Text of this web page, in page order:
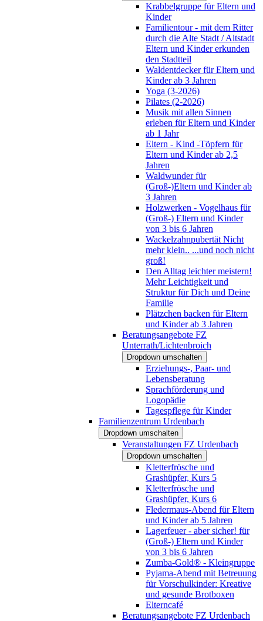
Krabbelgruppe für Eltern und
Kinder
Familientour - mit dem Ritter
durch die Alte Stadt / Altstadt
Eltern und Kinder erkunden
den Stadtteil
Waldentdecker für Eltern und
Kinder ab 3 Jahren
Yoga (3-2026)
Pilates (2-2026)
Musik mit allen Sinnen
erleben für Eltern und Kinder
ab 1 Jahr
Eltern - Kind -Töpfern für
Eltern und Kinder ab 2,5
Jahren
Waldwunder für
(Groß-)Eltern und Kinder ab
3 Jahren
Holzwerken - Vogelhaus für
(Groß-) Eltern und Kinder
von 3 bis 6 Jahren
Wackelzahnpubertät Nicht
mehr klein.. ...und noch nicht
groß!
Den Alltag leichter meistern!
Mehr Leichtigkeit und
Struktur für Dich und Deine
Familie
Plätzchen backen für Eltern
und Kinder ab 3 Jahren
Beratungsangebote FZ
Unterrath/Lichtenbroich
Dropdown umschalten
Erziehungs-, Paar- und
Lebensberatung
Sprachförderung und
Logopädie
Tagespflege für Kinder
Familienzentrum Urdenbach
Dropdown umschalten
Veranstaltungen FZ Urdenbach
Dropdown umschalten
Kletterfrösche und
Grashüpfer, Kurs 5
Kletterfrösche und
Grashüpfer, Kurs 6
Fledermaus-Abend für Eltern
und Kinder ab 5 Jahren
Lagerfeuer - aber sicher! für
(Groß-) Eltern und Kinder
von 3 bis 6 Jahren
Zumba-Gold® - Kleingruppe
Pyjama-Abend mit Betreuung
für Vorschulkinder: Kreative
und gesunde Brotboxen
Elterncafé
Beratungsangebote FZ Urdenbach